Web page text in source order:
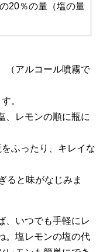
20％の量（塩の量
（アルコール噴霧で
。
、レモンの順に瓶に
ふったり、キレイな
ると味がなじみま
、いつでも手軽にレ
。塩レモンの塩の代